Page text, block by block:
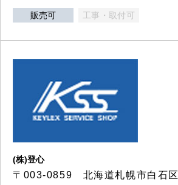
販売可 工事・取付可
(株)登心
〒003-0859 北海道札幌市白石